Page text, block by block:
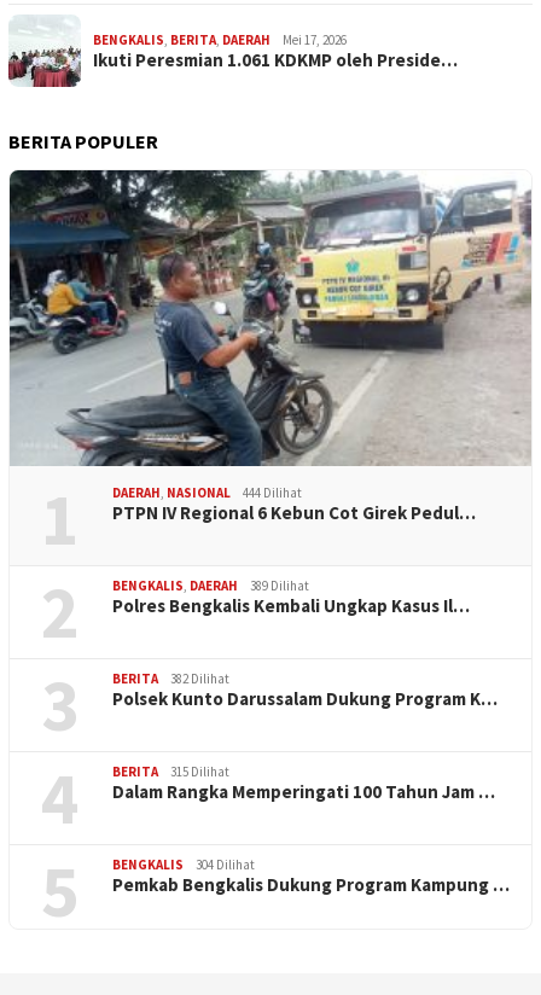
BENGKALIS, BERITA, DAERAH Mei 17, 2026
Ikuti Peresmian 1.061 KDKMP oleh Preside…
BERITA POPULER
1 DAERAH NASIONAL 444 Dilihat
PTPN IV Regional 6 Kebun Cot Girek Pedul…
2 BENGKALIS DAERAH 389 Dilihat
Polres Bengkalis Kembali Ungkap Kasus Il…
3 BERITA 382 Dilihat
Polsek Kunto Darussalam Dukung Program K…
4 BERITA 315 Dilihat
Dalam Rangka Memperingati 100 Tahun Jam …
5 BENGKALIS 304 Dilihat
Pemkab Bengkalis Dukung Program Kampung …